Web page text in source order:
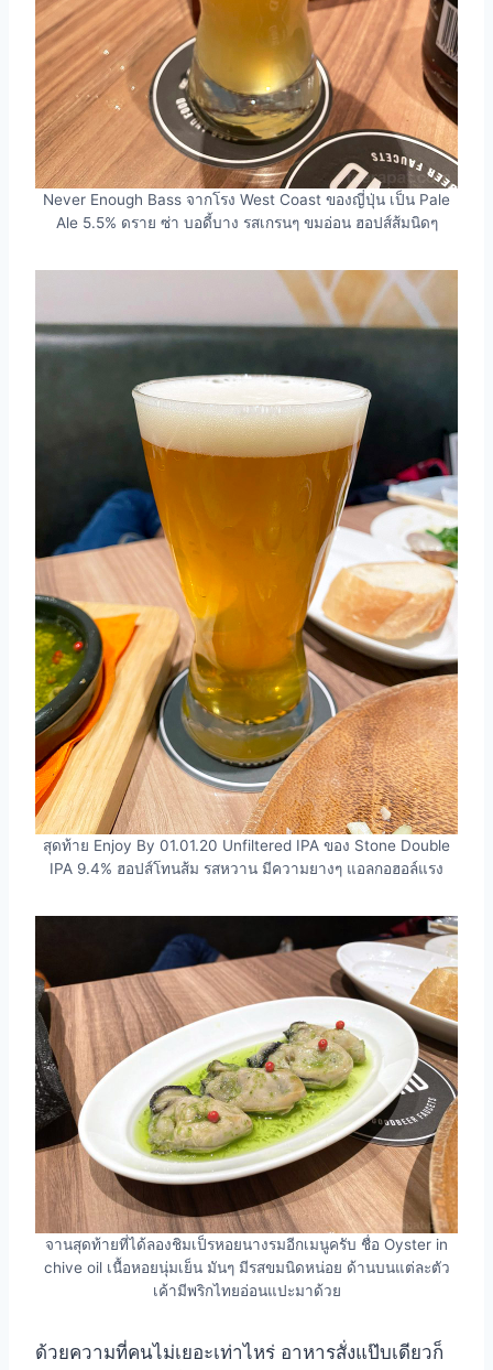
Never Enough Bass จากโรง West Coast ของญี่ปุ่น เป็น Pale
Ale 5.5% ดราย ซ่า บอดี้บาง รสเกรนๆ ขมอ่อน ฮอปส์ส้มนิดๆ
สุดท้าย Enjoy By 01.01.20 Unfiltered IPA ของ Stone Double
IPA 9.4% ฮอปส์โทนส้ม รสหวาน มีความยางๆ แอลกอฮอล์แรง
จานสุดท้ายที่ได้ลองชิมเป็รหอยนางรมอีกเมนูครับ ชื่อ Oyster in
chive oil เนื้อหอยนุ่มเย็น มันๆ มีรสขมนิดหน่อย ด้านบนแต่ละตัว
เค้ามีพริกไทยอ่อนแปะมาด้วย
ด้วยความที่คนไม่เยอะเท่าไหร่ อาหารสั่งแป๊บเดียวก็